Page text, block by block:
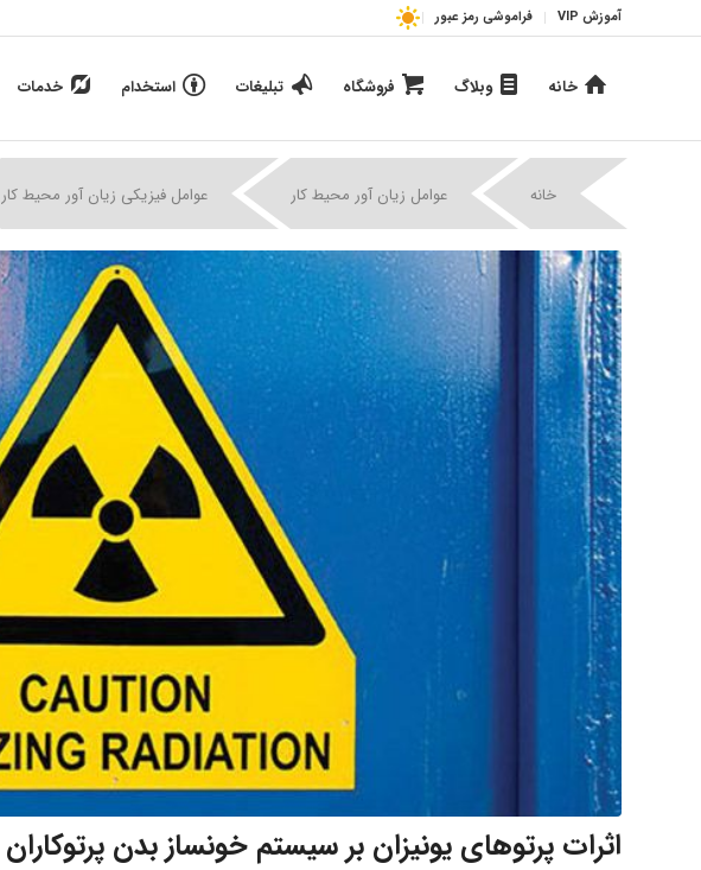
آموزش VIP فراموشی رمز عبور
خانه وبلاگ فروشگاه تبلیغات استخدام خدمات
خانه عوامل زیان آور محیط کار عوامل فیزیکی زیان آور محیط کار
اثرات پرتوهای یونیزان بر سیستم خونساز بدن پرتوکاران